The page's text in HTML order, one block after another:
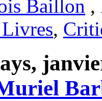
Baillon ,
,